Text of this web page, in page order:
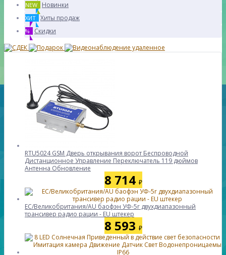
NEW Новинки
ХИТ Хиты продаж
% Скидки
RTU5024 GSM Дверь открывания ворот Беспроводной
Дистанционное Управление Переключатель 119 дюймов
Антенна Обновление
8 714 ₽
ЕС/Великобритания/AU баофэн УФ-5r двухдиапазонный
трансивер радио рации - EU штекер
8 593 ₽